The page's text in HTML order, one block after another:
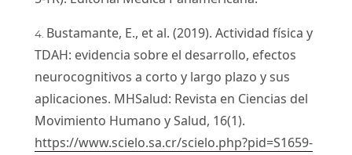
Bustamante, E., et al. (2019). Actividad física y
TDAH: evidencia sobre el desarrollo, efectos
neurocognitivos a corto y largo plazo y sus
aplicaciones. MHSalud: Revista en Ciencias del
Movimiento Humano y Salud, 16(1).
https://www.scielo.sa.cr/scielo.php?pid=S1659-